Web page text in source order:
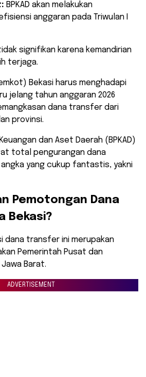
BPKAD akan melakukan
anggaran pada Triwulan I
signifikan karena kemandirian
terjaga.
Bekasi harus menghadapi
jelang tahun anggaran 2026
dana transfer dari
provinsi.
dan Aset Daerah (BPKAD)
total pengurangan dana
yang cukup fantastis, yakni
Pemotongan Dana
Bekasi?
dana transfer ini merupakan
Pemerintah Pusat dan
Barat.
ADVERTISEMENT